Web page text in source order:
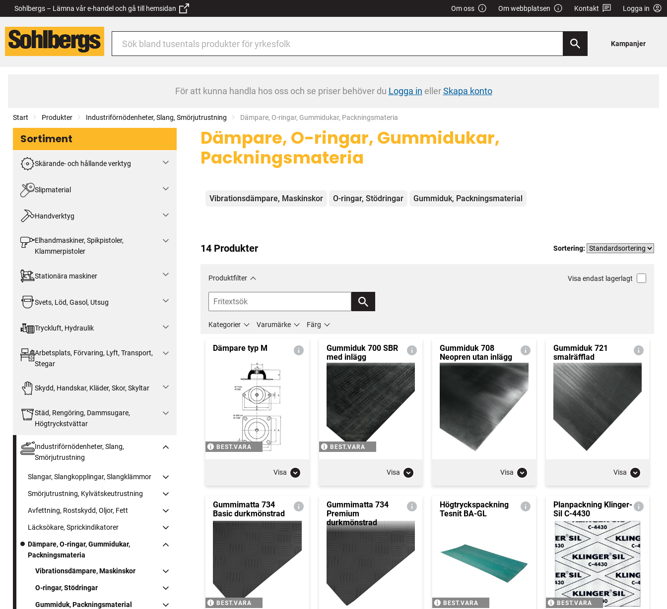
Sohlbergs – Lämna vår e-handel och gå till hemsidan Om oss Om webbplatsen Kontakt Logga in
Kampanjer
För att kunna handla hos oss och se priser behöver du Logga in ellerSkapa konto
Start Produkter Industriförnödenheter, Slang, Smörjutrustning Current:
Dämpare, O-ringar, Gummidukar, Packningsmateria
Sortiment
Skärande- och hållande verktyg
Slipmaterial
Handverktyg
Elhandmaskiner, Spikpistoler,
Klammerpistoler
Stationära maskiner
Svets, Löd, Gasol, Utsug
Tryckluft, Hydraulik
Arbetsplats, Förvaring, Lyft, Transport,
Stegar
Skydd, Handskar, Kläder, Skor, Skyltar
Städ, Rengöring, Dammsugare,
Högtryckstvättar
Industriförnödenheter, Slang,
Smörjutrustning
Slangar, Slangkopplingar, Slangklämmor
Smörjutrustning, Kylvätskeutrustning
Avfettning, Rostskydd, Oljor, Fett
Läcksökare, Sprickindikatorer
Dämpare, O-ringar, Gummidukar,
Packningsmateria
Vibrationsdämpare, Maskinskor
O-ringar, Stödringar
Gummiduk, Packningsmaterial
Dämpare, O-ringar, Gummidukar,
Packningsmateria
Kategorier
Vibrationsdämpare, Maskinskor O-ringar, Stödringar Gummiduk, Packningsmaterial
14 Produkter Sortering:
Produktfilter Visa endast lagerlagt
Kategorier Varumärke Färg
Dämpare typ M
BEST.VARA
Visa
Gummiduk 700 SBR
med inlägg
BEST.VARA
Visa
Gummiduk 708
Neopren utan inlägg
Visa
Gummiduk 721
smalräfflad
Visa
Gummimatta 734
Basic durkmönstrad
BEST.VARA
Gummimatta 734
Premium
durkmönstrad
Högtryckspackning
Tesnit BA-GL
BEST.VARA
Planpackning Klinger-
Sil C-4430
BEST.VARA